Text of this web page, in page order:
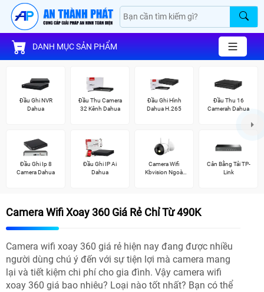
DANH MỤC SẢN PHẨM
Đầu Ghi NVR
Dahua
Đầu Thu Camera
32 Kênh Dahua
Đầu Ghi Hình
Dahua H.265
Đầu Thu 16
Camerah Dahua
Đầu Ghi Ip 8
Camera Dahua
Đầu Ghi IP Ai
Dahua
Camera Wifi
Kbvision Ngoài
Cân Bằng Tải TP-
Link
Camera Wifi Xoay 360 Giá Rẻ Chỉ Từ 490K
Camera wifi xoay 360 giá rẻ hiện nay đang được nhiều
người dùng chú ý đến với sự tiện lợi mà camera mang
lại và tiết kiệm chi phí cho gia đình. Vậy camera wifi
xoay 360 giá bao nhiêu? Loại nào tốt nhất? Bạn có thể